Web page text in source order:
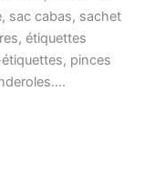
sac cabas, sachet
étiquettes
pinces